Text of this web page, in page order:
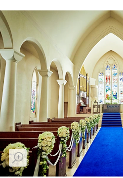
プロポーズサポート
プロポーズサポートの流れ
スペシャルプロポーズイ
プロポーズアイテム
先輩の体験談
プロポーズ知恵袋
アイプリモについて